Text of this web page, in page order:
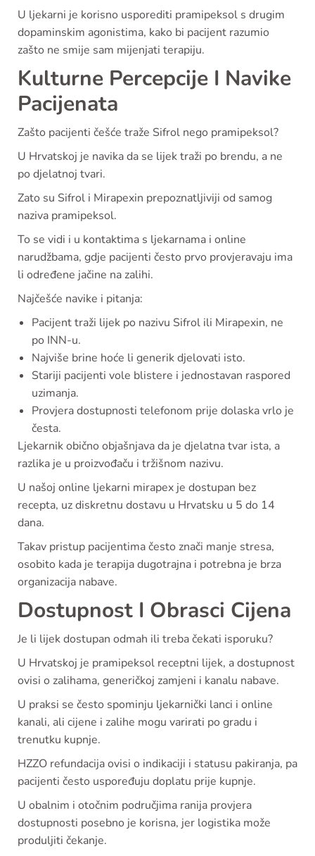
U ljekarni je korisno usporediti pramipeksol s drugim
dopaminskim agonistima, kako bi pacijent razumio
zašto ne smije sam mijenjati terapiju.
Kulturne Percepcije I Navike
Pacijenata
Zašto pacijenti češće traže Sifrol nego pramipeksol?
U Hrvatskoj je navika da se lijek traži po brendu, a ne
po djelatnoj tvari.
Zato su Sifrol i Mirapexin prepoznatljiviji od samog
naziva pramipeksol.
To se vidi i u kontaktima s ljekarnama i online
narudžbama, gdje pacijenti često prvo provjeravaju ima
li određene jačine na zalihi.
Najčešće navike i pitanja:
Pacijent traži lijek po nazivu Sifrol ili Mirapexin, ne
po INN-u.
Najviše brine hoće li generik djelovati isto.
Stariji pacijenti vole blistere i jednostavan raspored
uzimanja.
Provjera dostupnosti telefonom prije dolaska vrlo je
česta.
Ljekarnik obično objašnjava da je djelatna tvar ista, a
razlika je u proizvođaču i tržišnom nazivu.
U našoj online ljekarni mirapex je dostupan bez
recepta, uz diskretnu dostavu u Hrvatsku u 5 do 14
dana.
Takav pristup pacijentima često znači manje stresa,
osobito kada je terapija dugotrajna i potrebna je brza
organizacija nabave.
Dostupnost I Obrasci Cijena
Je li lijek dostupan odmah ili treba čekati isporuku?
U Hrvatskoj je pramipeksol receptni lijek, a dostupnost
ovisi o zalihama, generičkoj zamjeni i kanalu nabave.
U praksi se često spominju ljekarnički lanci i online
kanali, ali cijene i zalihe mogu varirati po gradu i
trenutku kupnje.
HZZO refundacija ovisi o indikaciji i statusu pakiranja, pa
pacijenti često uspoređuju doplatu prije kupnje.
U obalnim i otočnim područjima ranija provjera
dostupnosti posebno je korisna, jer logistika može
produljiti čekanje.